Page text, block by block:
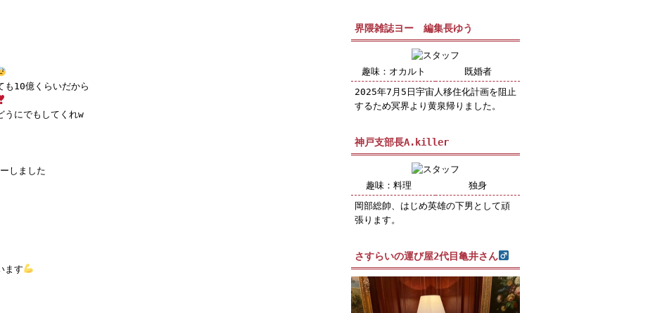
も10億くらいだから
うにでもしてくれw
しました
ます
界隈雑誌ヨー 編集長ゆう
趣味：オカルト
既婚者
2025年7月5日宇宙人移住化計画を阻止
するため冥界より黄泉帰りました。
神戸支部長A.killer
趣味：料理
独身
岡部総帥、はじめ英雄の下男として頑
張ります。
さすらいの運び屋2代目亀井さん